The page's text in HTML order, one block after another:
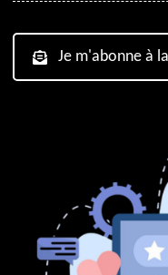
Je m'abonne à